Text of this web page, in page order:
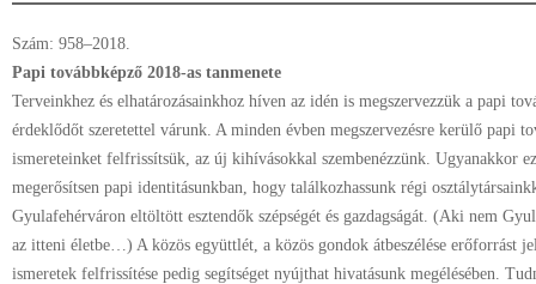
Szám: 958–2018.
Papi továbbképző 2018-as tanmenete
Terveinkhez és elhatározásainkhoz híven az idén is megszervezzük a papi
érdeklődőt szeretettel várunk. A minden évben megszervezésre kerülő papi
ismereteinket felfrissítsük, az új kihívásokkal szembenézzünk. Ugyanakkor
megerősítsen papi identitásunkban, hogy találkozhassunk régi
Gyulafehérváron eltöltött esztendők szépségét és gazdagságát. (Aki nem
az itteni életbe…) A közös együttlét, a közös gondok átbeszélése erőforrást
ismeretek felfrissítése pedig segítséget nyújthat hivatásunk megélésében.